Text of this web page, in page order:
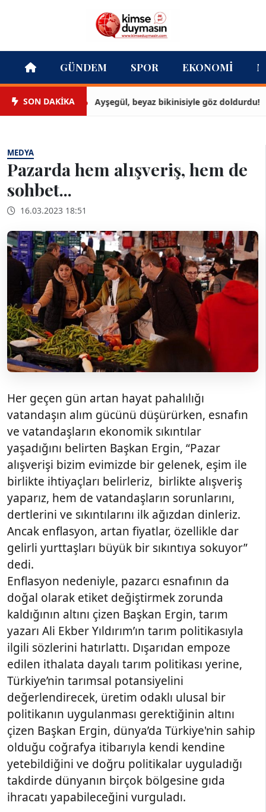
GÜNDEM SPOR EKONOMI
SON DAKİKA Ayşegül, beyaz bikinisiyle göz doldurdu!
MEDYA
Pazarda hem alışveriş, hem de
sohbet...
16.03.2023 18:51
Her geçen gün artan hayat pahalılığı
vatandaşın alım gücünü düşürürken, esnafın
ve vatandaşların ekonomik sıkıntılar
yaşadığını belirten Başkan Ergin, “Pazar
alışverişi bizim evimizde bir gelenek, eşim ile
birlikte ihtiyaçları belirleriz, birlikte alışveriş
yaparız, hem de vatandaşların sorunlarını,
dertlerini ve sıkıntılarını ilk ağızdan dinleriz.
Ancak enflasyon, artan fiyatlar, özellikle dar
gelirli yurttaşları büyük bir sıkıntıya sokuyor”
dedi.
Enflasyon nedeniyle, pazarcı esnafının da
doğal olarak etiket değiştirmek zorunda
kaldığının altını çizen Başkan Ergin, tarım
yazarı Ali Ekber Yıldırım’ın tarım politikasıyla
ilgili sözlerini hatırlattı. Dışarıdan empoze
edilen ithalata dayalı tarım politikası yerine,
Türkiye’nin tarımsal potansiyelini
değerlendirecek, üretim odaklı ulusal bir
politikanın uygulanması gerektiğinin altını
çizen Başkan Ergin, dünya’da Türkiye'nin sahip
olduğu coğrafya itibarıyla kendi kendine
yetebildiğini ve doğru politikalar uyguladığı
takdirde dünyanın birçok bölgesine gıda
ihracatı yapabileceğini vurguladı.